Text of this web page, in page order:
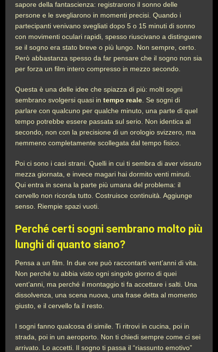
sapore della fantascienza: registrarono il sonno delle
persone e le svegliarono in momenti precisi. Quando i
partecipanti venivano svegliati dopo 5 o 15 minuti di sonno
con movimenti oculari rapidi, spesso riuscivano a distinguere
se il sogno era stato breve o più lungo. Non sempre, certo.
Però abbastanza spesso da far pensare che il sogno non sia
per forza un film intero compresso in mezzo secondo.
Questa è una delle idee che spiazza di più: molti sogni
sembrano svolgersi quasi intempo reale . Se sogni di
parlare con qualcuno per qualche minuto, una parte di quel
tempo potrebbe essere passata sul serio. Non identica al
secondo, non con la precisione di un orologio svizzero, ma
nemmeno completamente scollegata dal tempo fisico.
Poi ci sono i casi strani. Quelli in cui ti sembra di aver vissuto
mezza giornata, e invece magari hai dormito venti minuti.
Qui entra in scena la parte più umana del problema: il
cervello non ricorda tutto. Costruisce continuità. Aggiunge
senso. Riempie spazi vuoti.
Perché certi sogni sembrano molto più
lunghi di quanto siano?
Pensa a un film. In due ore può raccontarti vent’anni di vita.
Non perché tu abbia visto ogni singolo giorno di quei
vent’anni, ma perché il montaggio ti fa accettare i salti. Una
dissolvenza, una scena nuova, una frase detta al momento
giusto, e il cervello fa il resto.
I sogni fanno qualcosa di simile. Ti ritrovi in cucina, poi in
strada, poi in un aeroporto. Non ti chiedi sempre come ci sei
arrivato. Lo accetti. Il sogno ti passa il “riassunto emotivo”